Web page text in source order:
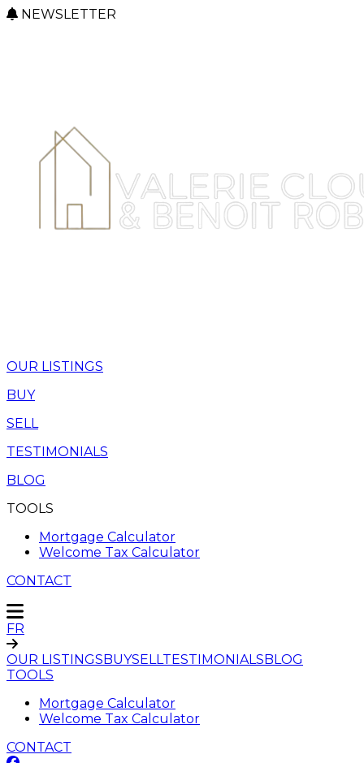
NEWSLETTER
OUR LISTINGS
BUY
SELL
TESTIMONIALS
BLOG
TOOLS
Mortgage Calculator
Welcome Tax Calculator
CONTACT
FR
OUR LISTINGSBUYSELLTESTIMONIALSBLOG
TOOLS
Mortgage Calculator
Welcome Tax Calculator
CONTACT